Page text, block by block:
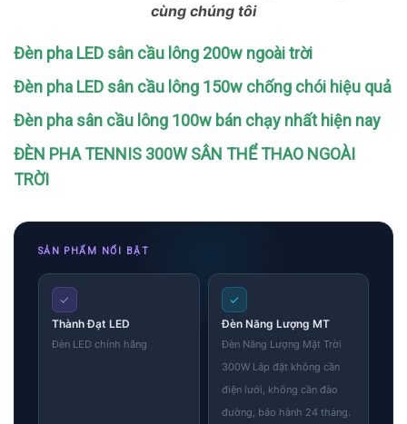
cùng chúng tôi
Đèn pha LED sân cầu lông 200w ngoài trời
Đèn pha LED sân cầu lông 150w chống chói hiệu quả
Đèn pha sân cầu lông 100w bán chạy nhất hiện nay
ĐÈN PHA TENNIS 300W SÂN THỂ THAO NGOÀI
TRỜI
SẢN PHẨM NỔI BẬT
✓
Thành Đạt LED
Đèn LED chính hãng
✓
Đèn Năng Lượng MT
Đèn Năng Lượng Mặt Trời
300W Lắp đặt không cần
điện lưới, không cần đào
đường, bảo hành 24 tháng.